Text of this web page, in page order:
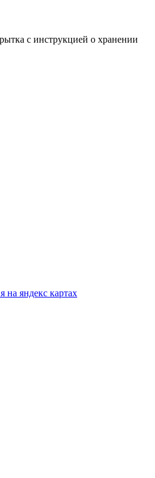
с инструкцией о хранении
на яндекс картах